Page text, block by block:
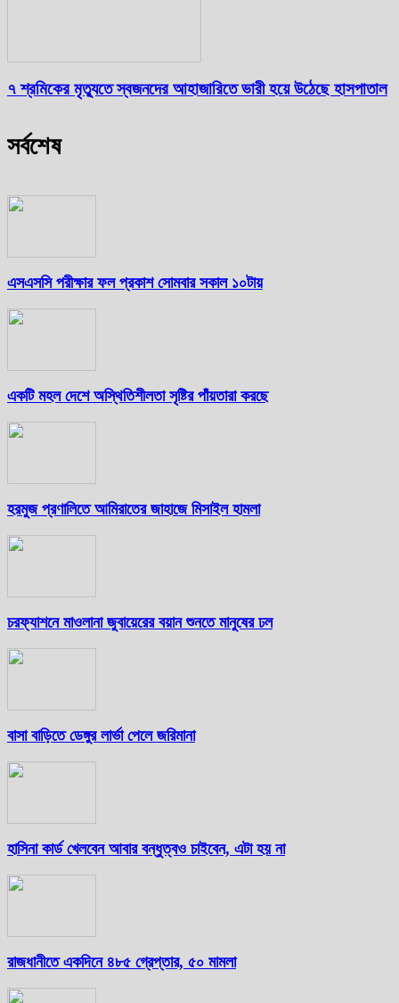
৭ শ্রমিকের মৃত্যুতে স্বজনদের আহাজারিতে ভারী হয়ে উঠেছে হাসপাতাল
সর্বশেষ
এসএসসি পরীক্ষার ফল প্রকাশ সোমবার সকাল ১০টায়
একটি মহল দেশে অস্থিতিশীলতা সৃষ্টির পাঁয়তারা করছে
হরমুজ প্রণালিতে আমিরাতের জাহাজে মিসাইল হামলা
চরফ্যাশনে মাওলানা জুবায়েরের বয়ান শুনতে মানুষের ঢল
বাসা বাড়িতে ডেঙ্গুর লার্ভা পেলে জরিমানা
হাসিনা কার্ড খেলবেন আবার বন্ধুত্বও চাইবেন, এটা হয় না
রাজধানীতে একদিনে ৪৮৫ গ্রেপ্তার, ৫০ মামলা